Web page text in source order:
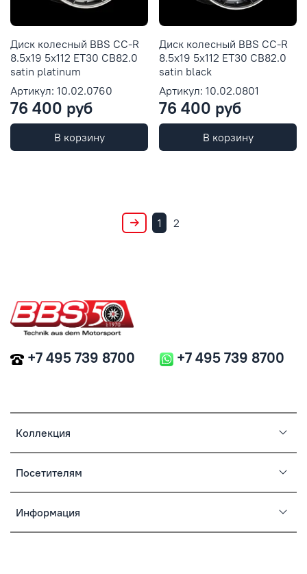
Диск колесный BBS CC-R
8.5x19 5x112 ET30 CB82.0
satin platinum
Артикул: 10.02.0760
76 400 руб
В корзину
Диск колесный BBS CC-R
8.5x19 5x112 ET30 CB82.0
satin black
Артикул: 10.02.0801
76 400 руб
В корзину
1 2
Коллекция
Посетителям
Информация
+7 495 739 8700 +7 495 739 8700